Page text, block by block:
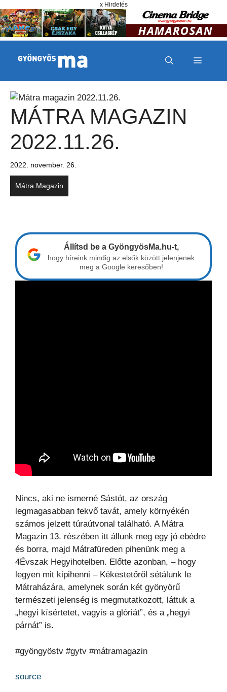
x Hirdetés
MENÜ
MÁTRA MAGAZIN
2022.11.26.
2022. november. 26.
Mátra Magazin
Állítsd be a GyöngyösMa.hu-t,
hogy híreink mindig az elsők között jelenjenek
meg a Google keresőben!
Nincs, aki ne ismerné Sástót, az ország
legmagasabban fekvő tavát, amely környékén
számos jelzett túraútvonal található. A Mátra
Magazin 13. részében itt állunk meg egy jó ebédre
és borra, majd Mátrafüreden pihenünk meg a
4Évszak Hegyihotelben. Előtte azonban, – hogy
legyen mit kipihenni – Kékestetőről sétálunk le
Mátraházára, amelynek során két gyönyörű
természeti jelenség is megmutatkozott, láttuk a
„hegyi kísértetet, vagyis a glóriát”, és a „hegyi
párnát” is.
#gyöngyöstv #gytv #mátramagazin
source